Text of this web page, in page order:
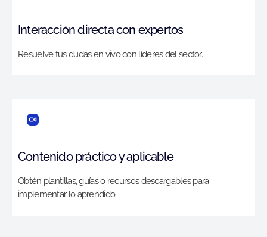
Interacción directa con expertos
Resuelve tus dudas en vivo con líderes del sector.
Contenido práctico y aplicable
Obtén plantillas, guías o recursos descargables para
implementar lo aprendido.